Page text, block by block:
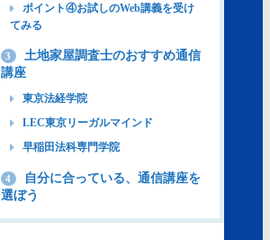
ポイント④お試しのWeb講義を受け
てみる
3
土地家屋調査士のおすすめ通信
講座
東京法経学院
LEC東京リーガルマインド
早稲田法科専門学院
4
自分に合っている、通信講座を
選ぼう